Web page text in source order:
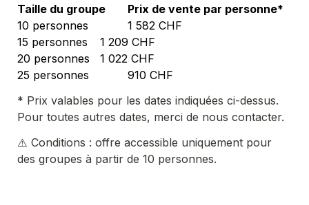
Taille du groupe
Prix de vente par personne*
25 personnes	        910 CHF
* Prix valables pour les dates indiquées ci-dessus.
Pour toutes autres dates, merci de nous contacter.
⚠️ Conditions : offre accessible uniquement pour
des groupes à partir de 10 personnes.